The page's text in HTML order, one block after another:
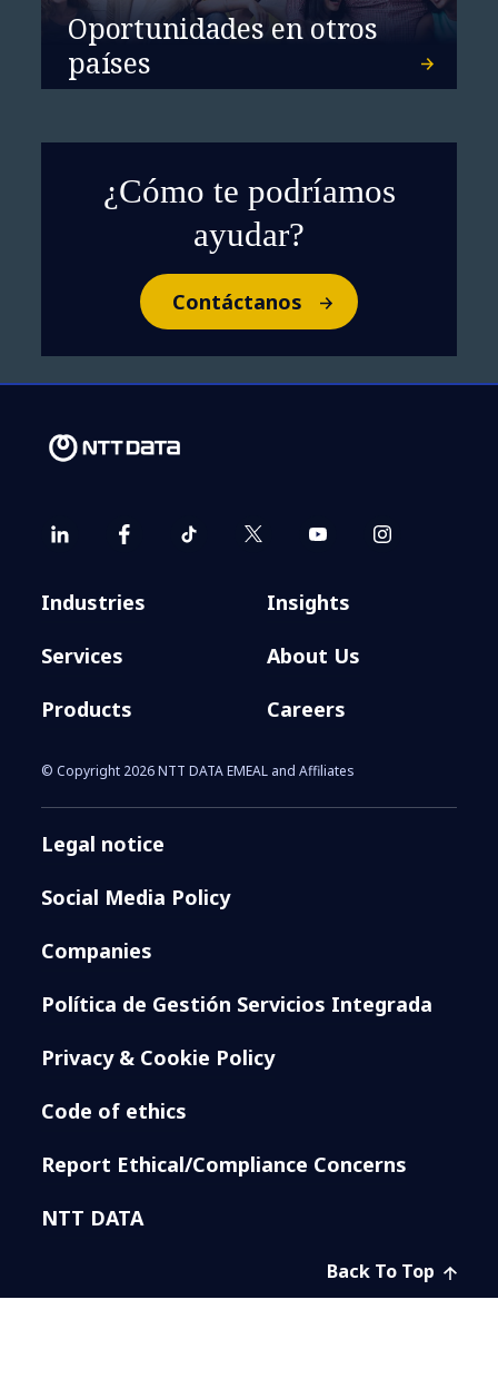
Oportunidades en otros
países
¿Cómo te podríamos
ayudar?
Contáctanos
Industries
Services
Products
Insights
About Us
Careers
© Copyright 2026 NTT DATA EMEAL and Affiliates
Legal notice
Social Media Policy
Companies
Política de Gestión Servicios Integrada
Privacy & Cookie Policy
Code of ethics
Report Ethical/Compliance Concerns
NTT DATA
Back To Top